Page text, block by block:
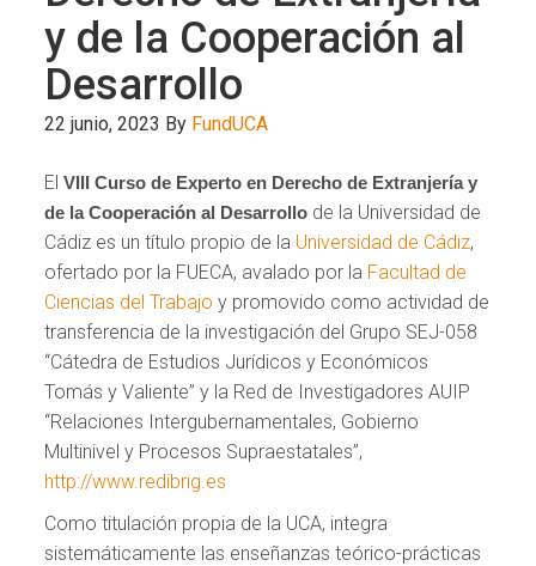
y de la Cooperación al
Desarrollo
22 junio, 2023 By FundUCA
ElVIII Curso de Experto en Derecho de Extranjería y
de la Cooperación al Desarrollo de la Universidad de
Cádiz es un título propio de la Universidad de Cádiz,
ofertado por la FUECA, avalado por la Facultad de
Ciencias del Trabajo y promovido como actividad de
transferencia de la investigación del Grupo SEJ-058
“Cátedra de Estudios Jurídicos y Económicos
Tomás y Valiente” y la Red de Investigadores AUIP
“Relaciones Intergubernamentales, Gobierno
Multinivel y Procesos Supraestatales”,
http://www.redibrig.es
Como titulación propia de la UCA, integra
sistemáticamente las enseñanzas teórico-prácticas